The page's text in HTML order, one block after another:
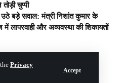
Privacy
Accept
चुप्पी
बड़े सवाल: मंत्री निशांत कुमार के
लापरवाही और अव्यवस्था की शिकायतों
| Developed By: Tech Yard Labs